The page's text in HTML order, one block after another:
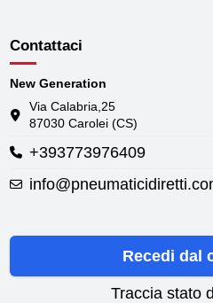
Contattaci
New Generation
Via Calabria,25
87030 Carolei (CS)
+393773976409
Recedi dal
Traccia stato